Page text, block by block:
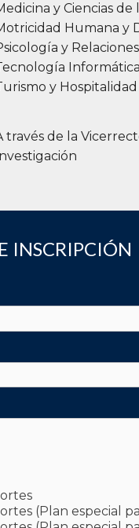
y Ciencias de
Humana y
y
Informática
y Hospitalidad
través de la
INSCRIPCIÓN